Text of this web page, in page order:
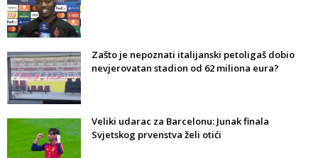
Zašto je nepoznati italijanski petoligaš dobio
nevjerovatan stadion od 62 miliona eura?
Veliki udarac za Barcelonu: Junak finala
Svjetskog prvenstva želi otići